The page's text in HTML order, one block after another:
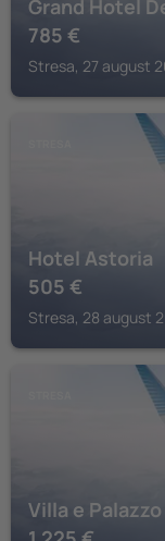
Grand Hotel
785 €
Stresa, 27 august
Hotel Astoria
505 €
Stresa, 28 august
Villa e